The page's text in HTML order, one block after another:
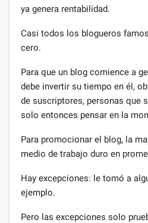
ya genera rentabilidad.
Casi todos los blogueros
cero.
Para que un blog comience a
debe invertir su tiempo en él,
de suscriptores, personas que
solo entonces pensar en la
Para promocionar el blog, la
medio de trabajo duro en
Hay excepciones: le tomó a
ejemplo.
Pero las excepciones solo